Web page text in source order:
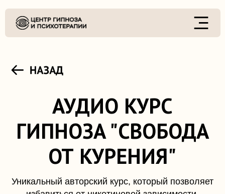
АУДИО КУРС
ГИПНОЗА "СВОБОДА
ОТ КУРЕНИЯ"
Уникальный авторский курс, который позволяет
избавиться от никотиновой зависимости.
Курс позволяет избавиться от зависимости
"мягко", без необходимости "ломать себя"